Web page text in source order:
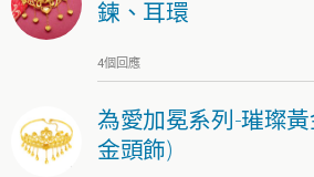
鍊、耳環
4個回應
為愛加冕系列-璀璨
金頭飾)